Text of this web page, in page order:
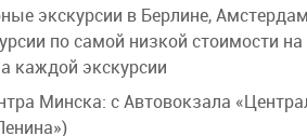
обручили его с названием
великолепную вечернюю
экскурсии в Берлине,
по самой низкой стоимости
каждой экскурсии
Минска: с Автовокзала